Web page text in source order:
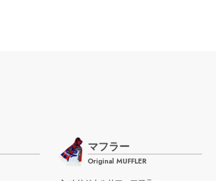
マフラー
Original MUFFLER